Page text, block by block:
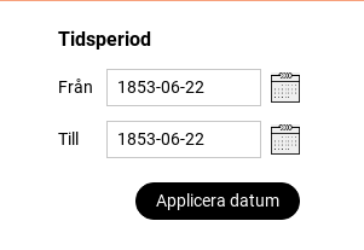
Tidsperiod
Från
Till
Applicera datum